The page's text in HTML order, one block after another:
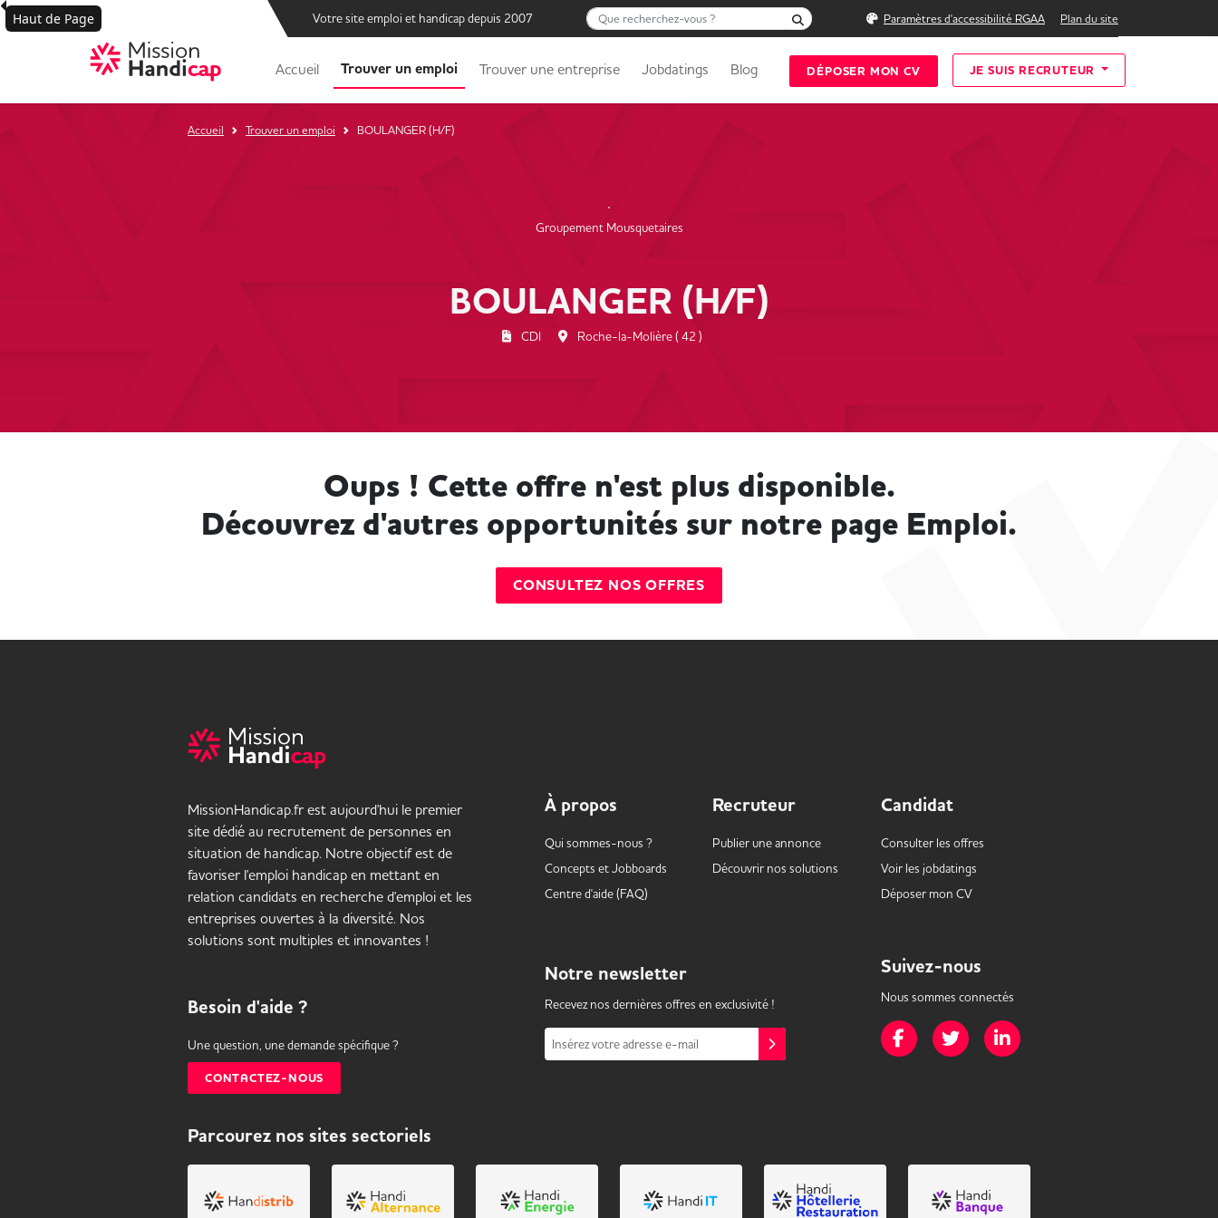
Votre site emploi et handicap depuis 2007 Que recherchez-vous ? Rechercher Paramètres d'accessibilité RGAA Plan du site
Accueil Trouver un emploi Trouver une entreprise Jobdatings Blog DÉPOSER MON CV JE SUIS RECRUTEUR
Accueil Trouver un emploi BOULANGER (H/F)
Groupement Mousquetaires
BOULANGER (H/F)
CDI Roche-la-Molière ( 42 )
Oups ! Cette offre n'est plus disponible.
Découvrez d'autres opportunités sur notre page Emploi.
CONSULTEZ NOS OFFRES
MissionHandicap.fr est aujourd'hui le premier
site dédié au recrutement de personnes en
situation de handicap. Notre objectif est de
favoriser l'emploi handicap en mettant en
relation candidats en recherche d'emploi et les
entreprises ouvertes à la diversité. Nos
solutions sont multiples et innovantes !
Besoin d'aide ?
Une question, une demande spécifique ?
CONTACTEZ-NOUS
À propos
Qui sommes-nous ?
Concepts etJobboards
Centre d'aide (FAQ)
Recruteur
Publier une annonce
Découvrir nos solutions
Candidat
Consulter les offres
Voir les jobdatings
Déposer mon CV
Notre newsletter
Recevez nos dernières offres en exclusivité !
Insérez votre adresse e-mail
Suivez-nous
Nous sommes connectés
Page Facebook de Mission Handicap
Page Twitter de Mission Handicap
Parcourez nos sites sectoriels
Haut de Page